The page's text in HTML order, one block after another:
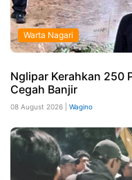
Warta Nagari
Nglipar Kerahkan 250
Cegah Banjir
08 August 2026 | Wagino